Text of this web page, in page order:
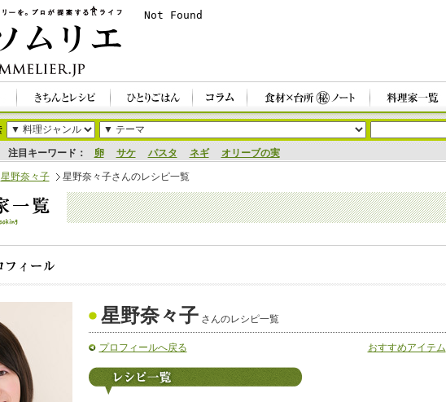
注目キーワード： 卵 サケ パスタ ネギ オリーブの実
星野奈々子 星野奈々子さんのレシピ一覧
星野奈々子さんのレシピ一覧
プロフィールへ戻る おすすめアイテム